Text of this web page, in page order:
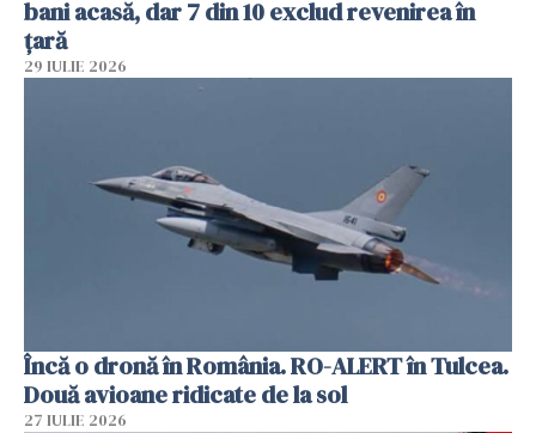
bani acasă, dar 7 din 10 exclud revenirea în
țară
29 IULIE 2026
Încă o dronă în România. RO-ALERT în Tulcea.
Două avioane ridicate de la sol
27 IULIE 2026